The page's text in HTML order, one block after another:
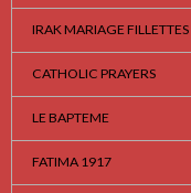
IRAK MARIAGE FILLETTES
CATHOLIC PRAYERS
LE BAPTEME
FATIMA 1917